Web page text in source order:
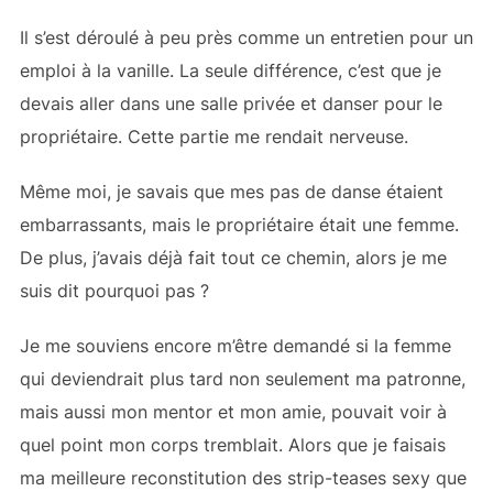
Il s’est déroulé à peu près comme un entretien pour un
emploi à la vanille. La seule différence, c’est que je
devais aller dans une salle privée et danser pour le
propriétaire. Cette partie me rendait nerveuse.
Même moi, je savais que mes pas de danse étaient
embarrassants, mais le propriétaire était une femme.
De plus, j’avais déjà fait tout ce chemin, alors je me
suis dit pourquoi pas ?
Je me souviens encore m’être demandé si la femme
qui deviendrait plus tard non seulement ma patronne,
mais aussi mon mentor et mon amie, pouvait voir à
quel point mon corps tremblait. Alors que je faisais
ma meilleure reconstitution des strip-teases sexy que